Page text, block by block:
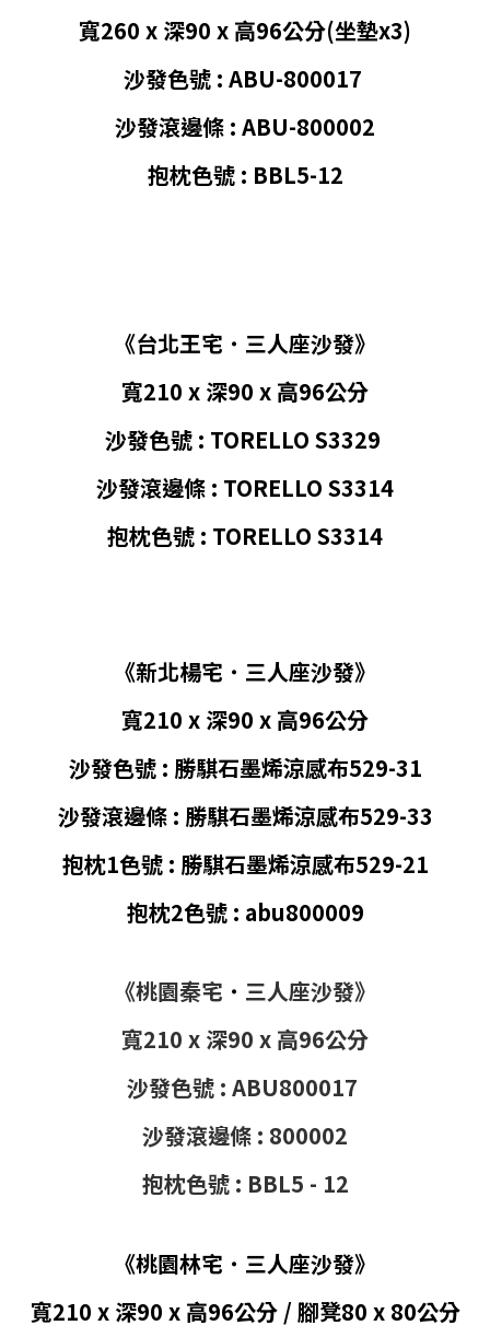
寬260 x 深90 x 高96公分(坐墊x3)
沙發色號 : ABU-800017
沙發滾邊條 : ABU-800002
抱枕色號 : BBL5-12
《台北王宅 ˙ 三人座沙發》
寬210 x 深90 x 高96公分
沙發色號 : TORELLO S3329
沙發滾邊條 : TORELLO S3314
抱枕色號 : TORELLO S3314
《新北楊宅 ˙ 三人座沙發》
寬210 x 深90 x 高96公分
沙發色號 : 勝騏石墨烯涼感布529-31
沙發滾邊條 : 勝騏石墨烯涼感布529-33
抱枕1色號 : 勝騏石墨烯涼感布529-21
抱枕2色號 : abu800009
《桃園秦宅 ˙ 三人座沙發》
寬210 x 深90 x 高96公分
沙發色號 : ABU800017
沙發滾邊條 : 800002
抱枕色號 : BBL5 - 12
《桃園林宅 ˙ 三人座沙發》
寬210 x 深90 x 高96公分 / 腳凳80 x 80公分